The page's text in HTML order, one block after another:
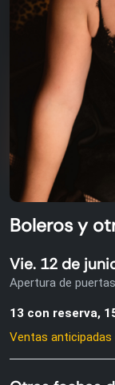
Boleros y
Vie. 12 de
Apertura de
13 con reserva,
Ventas anticipadas